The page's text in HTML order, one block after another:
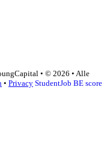
• © 2026 • Alle
• Privacy StudentJob BE score